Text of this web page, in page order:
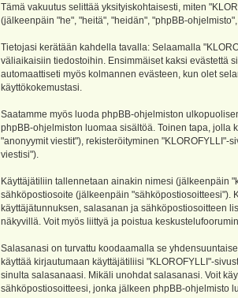
Tämä vakuutus selittää yksityiskohtaisesti, miten
(jälkeenpäin "he", "heitä", "heidän", "phpBB-
Tietojasi kerätään kahdella tavalla: Selaamalla
väliaikaisiin tiedostoihin. Ensimmäiset kaksi evästettä
automaattiseti myös kolmannen evästeen, kun olet
käyttökokemustasi.
Saatamme myös luoda phpBB-ohjelmiston
phpBB-ohjelmiston luomaa sisältöä. Toinen tapa, jolla
"anonyymit viestit"), rekisteröityminen
viestisi").
Käyttäjätiliin tallennetaan ainakin nimesi (jälkeenpäin
sähköpostiosoite (jälkeenpäin "sähköpostiosoitteesi").
käyttäjätunnuksen, salasanan ja sähköpostiosoitteen
näkyvillä. Voit myös liittyä ja poistua
Salasanasi on turvattu koodaamalla se
käyttää kirjautumaan käyttäjätiliisi "KLOROFYLLI"-
sinulta salasanaasi. Mikäli unohdat salasanasi. Voit
sähköpostiosoitteesi, jonka jälkeen phpBB-ohjelmisto